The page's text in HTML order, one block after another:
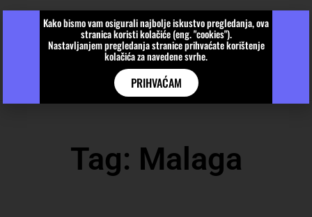
Tag: Malaga
Kako bismo vam osigurali najbolje iskustvo pregledanja, ova
stranica koristi kolačiće (eng. "cookies").
Nastavljanjem pregledanja stranice prihvaćate korištenje
kolačića za navedene svrhe.
PRIHVAĆAM